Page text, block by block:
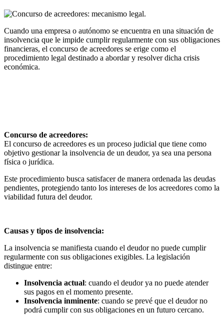
Cuando una empresa o autónomo se encuentra en una situación de
insolvencia que le impide cumplir regularmente con sus obligaciones
financieras, el concurso de acreedores se erige como el
procedimiento legal destinado a abordar y resolver dicha crisis
económica.
Concurso de acreedores:
El concurso de acreedores es un proceso judicial que tiene como
objetivo gestionar la insolvencia de un deudor, ya sea una persona
física o jurídica.
Este procedimiento busca satisfacer de manera ordenada las deudas
pendientes, protegiendo tanto los intereses de los acreedores como la
viabilidad futura del deudor.
Causas y tipos de insolvencia:
La insolvencia se manifiesta cuando el deudor no puede cumplir
regularmente con sus obligaciones exigibles. La legislación
distingue entre:
Insolvencia actual: cuando el deudor ya no puede atender
sus pagos en el momento presente.
Insolvencia inminente: cuando se prevé que el deudor no
podrá cumplir con sus obligaciones en un futuro cercano.